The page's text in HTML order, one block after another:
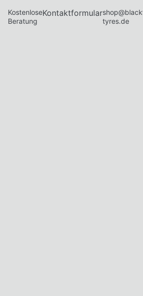
Kostenlose
Beratung
Kontaktformular
tyres.de